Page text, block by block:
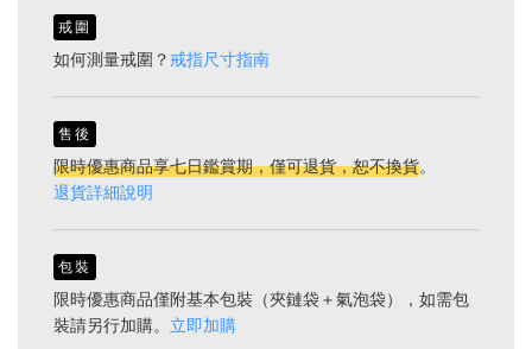
戒圍
如何測量戒圍？戒指尺寸指南
售後
限時優惠商品享七日鑑賞期，僅可退貨，恕不換貨。
退貨詳細說明
包裝
限時優惠商品僅附基本包裝（夾鏈袋＋氣泡袋），如需包
裝請另行加購。 立即加購